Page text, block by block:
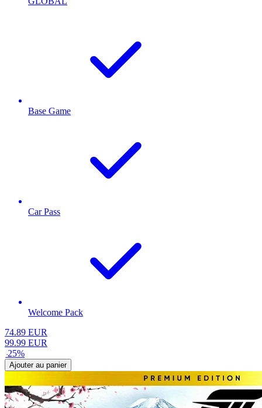
Base Game
Car Pass
Welcome Pack
74.89 EUR
99.99 EUR
-25%
Ajouter au panier